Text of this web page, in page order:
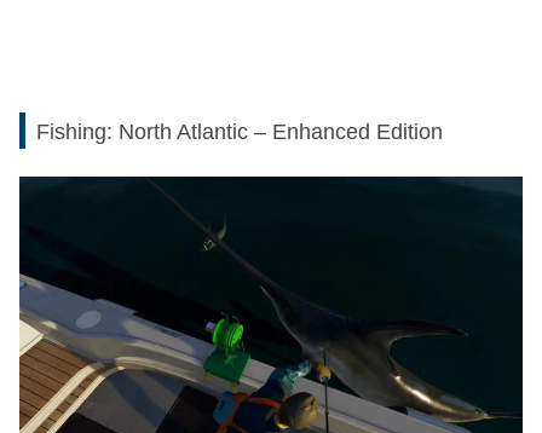
Fishing: North Atlantic – Enhanced Edition